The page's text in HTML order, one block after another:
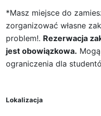
*Masz miejsce do
zorganizować własne
problem!. Rezerwacja
jest obowiązkowa.
ograniczenia dla
Lokalizacja